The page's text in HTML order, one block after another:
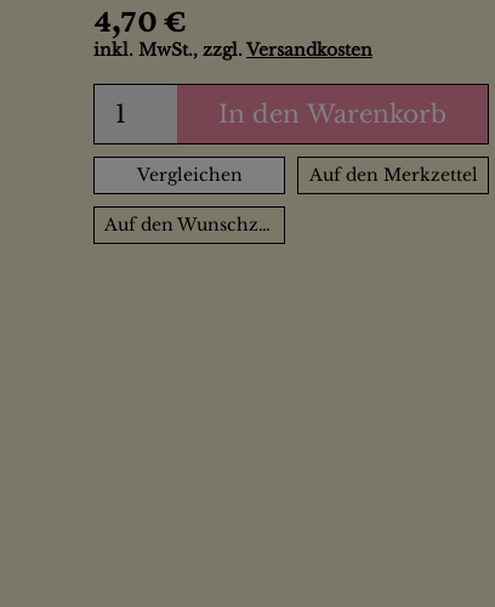
4,70 €
inkl. MwSt., zzgl. Versandkosten
In den Warenkorb
Vergleichen Auf den Merkzettel
Auf den Wunschzettel